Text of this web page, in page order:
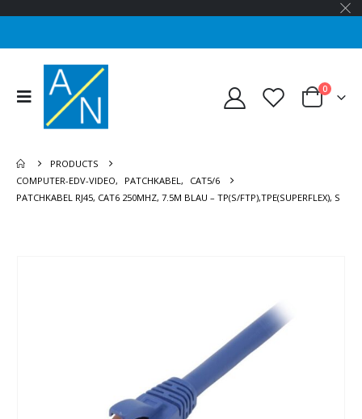
0
PRODUCTS
COMPUTER-EDV-VIDEO, PATCHKABEL,
CAT5/6
PATCHKABEL RJ45, CAT6 250MHZ, 7.5M BLAU – TP(S/FTP),TPE(SUPERFLEX), S